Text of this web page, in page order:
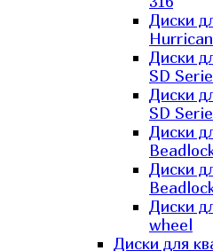
Диски
Диски
SD
Диски
SD
Диски
Диски
Диски
wheel
Диски для